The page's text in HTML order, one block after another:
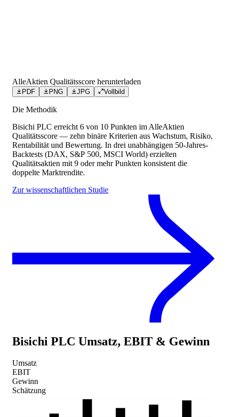
AlleAktien Qualitätsscore herunterladen
PDF PNG JPG Vollbild
Die Methodik
Bisichi PLC erreicht 6 von 10 Punkten im AlleAktien
Qualitätsscore — zehn binäre Kriterien aus Wachstum, Risiko,
Rentabilität und Bewertung. In drei unabhängigen 50-Jahres-
Backtests (DAX, S&P 500, MSCI World) erzielten
Qualitätsaktien mit 9 oder mehr Punkten konsistent die
doppelte Marktrendite.
Zur wissenschaftlichen Studie
Bisichi PLC Umsatz, EBIT & Gewinn
Umsatz
EBIT
Gewinn
Schätzung